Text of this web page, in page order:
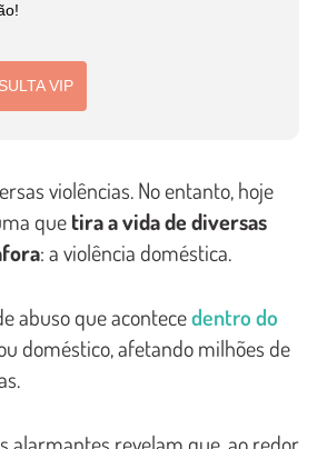
VIP
violências. No entanto, hoje
quetira a vida de diversas
: a violência doméstica.
abuso que acontecedentro do
doméstico, afetando milhões de
alarmantes revelam que, ao redor